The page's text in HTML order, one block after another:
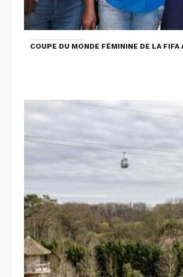
COUPE DU MONDE FÉMININE DE LA FIFA